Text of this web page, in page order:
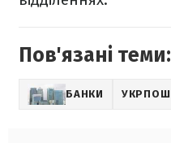
Пов'язані теми:
БАНКИ